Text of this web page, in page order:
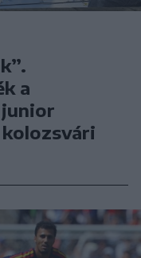
a
junior